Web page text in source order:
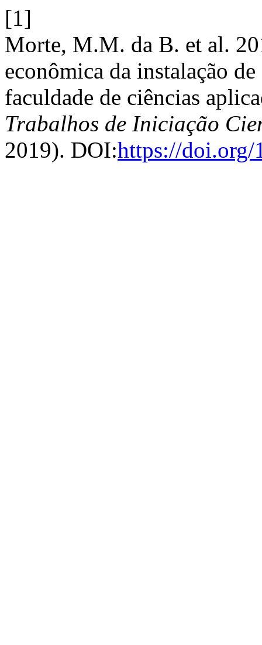
[1]
Morte, M.M. da B. et al.
econômica da instalação
faculdade de ciências
Trabalhos de Iniciação
2019). DOI:https://doi.org/